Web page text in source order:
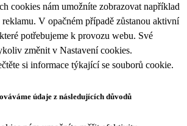
cookies nám umožníte zobrazovat například
V opačném případě zůstanou aktivní
potřebujeme k provozu webu. Své
změnit v Nastavení cookies.
si informace týkající se souborů cookie.
údaje z následujících důvodů